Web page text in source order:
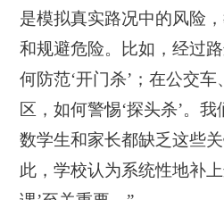
是模拟真实路况中的风险
和规避危险。比如，经过
何防范‘开门杀’；在公交
区，如何警惕‘探头杀’。
数学生和家长都缺乏这些
此，学校认为系统性地补